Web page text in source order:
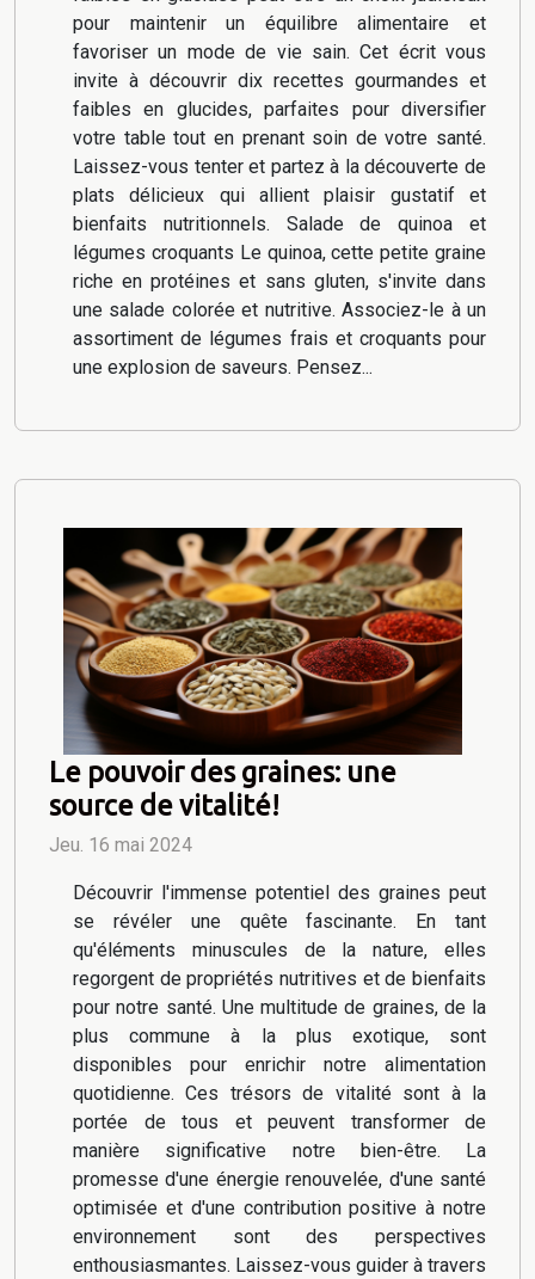
pour maintenir un équilibre alimentaire et
favoriser un mode de vie sain. Cet écrit vous
invite à découvrir dix recettes gourmandes et
faibles en glucides, parfaites pour diversifier
votre table tout en prenant soin de votre santé.
Laissez-vous tenter et partez à la découverte de
plats délicieux qui allient plaisir gustatif et
bienfaits nutritionnels. Salade de quinoa et
légumes croquants Le quinoa, cette petite graine
riche en protéines et sans gluten, s'invite dans
une salade colorée et nutritive. Associez-le à un
assortiment de légumes frais et croquants pour
une explosion de saveurs. Pensez...
Le pouvoir des graines: une
source de vitalité!
Jeu. 16 mai 2024
Découvrir l'immense potentiel des graines peut
se révéler une quête fascinante. En tant
qu'éléments minuscules de la nature, elles
regorgent de propriétés nutritives et de bienfaits
pour notre santé. Une multitude de graines, de la
plus commune à la plus exotique, sont
disponibles pour enrichir notre alimentation
quotidienne. Ces trésors de vitalité sont à la
portée de tous et peuvent transformer de
manière significative notre bien-être. La
promesse d'une énergie renouvelée, d'une santé
optimisée et d'une contribution positive à notre
environnement sont des perspectives
enthousiasmantes. Laissez-vous guider à travers